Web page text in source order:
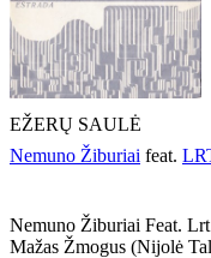
EŽERŲ SAULĖ
Nemuno Žiburiai feat.
Nemuno Žiburiai Feat.
Mažas Žmogus (nijolė